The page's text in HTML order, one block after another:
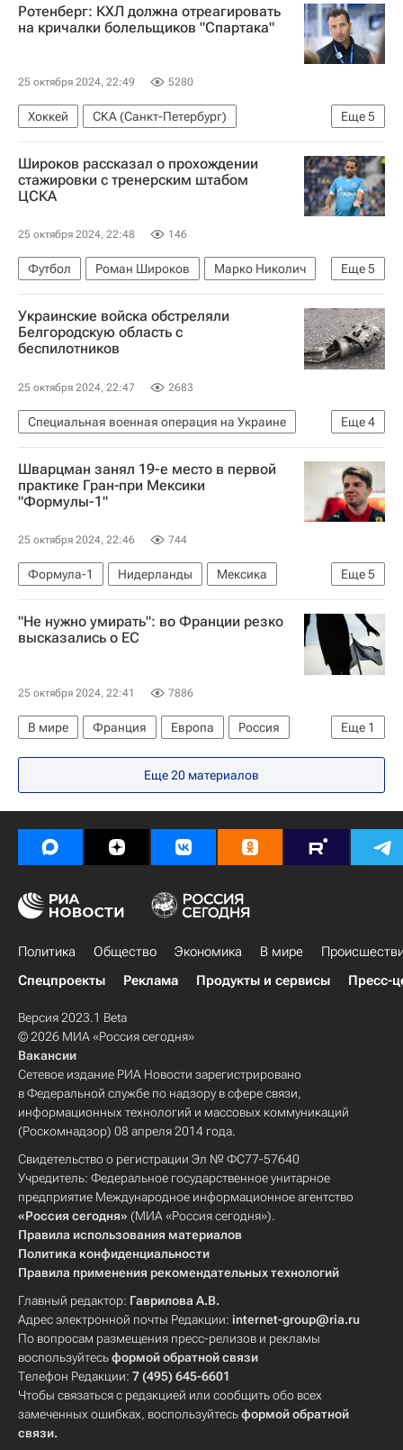
Ротенберг: КХЛ должна отреагировать
на кричалки болельщиков "Спартака"
25 октября 2024, 22:49 5280
Еще5
Хоккей
СКА (Санкт-Петербург)
ХК Спартак (Москва)
Роман Ротенберг
Москва
Спорт КХЛ 2025-2026
Широков рассказал о прохождении
стажировки с тренерским штабом
ЦСКА
25 октября 2024, 22:48 146
Еще5
Футбол Роман Широков
Марко Николич
ПФК ЦСКА
Сатурн Зенит
Россия
Спорт
Украинские войска обстреляли
Белгородскую область с
беспилотников
25 октября 2024, 22:47 2683
Еще4
Специальная военная операция на Украине
Вооруженные силы Украины
Белгородская область
Вячеслав Гладков
Происшествия
Шварцман занял 19-е место в первой
практике Гран‑при Мексики
"Формулы-1"
25 октября 2024, 22:46 744
Еще5
Формула-1 Нидерланды
Мексика
Мехико (штат)
Карлос Сайнс
Юки Цунода
Роберт Шварцман
Спорт
"Не нужно умирать": во Франции резко
высказались о ЕС
25 октября 2024, 22:41 7886
Еще 1
В мире Франция Европа
Россия
Евросоюз
Еще 20 материалов
Политика Общество Экономика В мире
Спецпроекты
Реклама Продукты и сервисы Пресс-
Версия 2023.1 Beta
© 2026 МИА «Россия сегодня»
Вакансии
Сетевое издание РИА Новости зарегистрировано
в Федеральной службе по надзору в сфере связи,
информационных технологий и массовых коммуникаций
(Роскомнадзор) 08 апреля 2014 года.
Свидетельство о регистрации Эл № ФС77-57640
Учредитель: Федеральное государственное унитарное
предприятие Международное информационное агентство
«Россия сегодня» (МИА «Россия сегодня»).
Правила использования материалов
Политика конфиденциальности
Правила применения рекомендательных технологий
Главный редактор: Гаврилова А.В.
Адрес электронной почты Редакции: internet-group@ria.ru
По вопросам размещения пресс-релизов и рекламы
воспользуйтесьформой обратной связи
Телефон Редакции: 7 (495) 645-6601
Чтобы связаться с редакцией или сообщить обо всех
замеченных ошибках, воспользуйтесьформой обратной
связи.